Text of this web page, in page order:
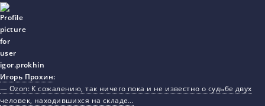
Игорь Прохин:
— Ozon: К сожалению, так ничего пока и не известно о судьбе двух
человек, находившихся на складе…